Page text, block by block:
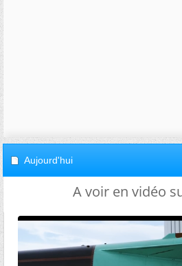
Aujourd'hui
A voir en vidéo